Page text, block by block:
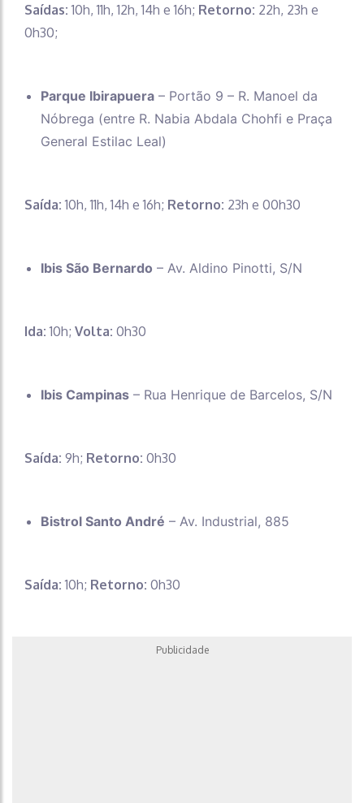
Saídas: 10h, 11h, 12h, 14h e 16h; Retorno: 22h, 23h e
0h30;
Parque Ibirapuera – Portão 9 – R. Manoel da
Nóbrega (entre R. Nabia Abdala Chohfi e Praça
General Estilac Leal)
Saída: 10h, 11h, 14h e 16h; Retorno: 23h e 00h30
Ibis São Bernardo – Av. Aldino Pinotti, S/N
Ida:10h; Volta: 0h30
Ibis Campinas – Rua Henrique de Barcelos, S/N
Saída: 9h; Retorno: 0h30
Bistrol Santo André – Av. Industrial, 885
Saída: 10h; Retorno: 0h30
Publicidade